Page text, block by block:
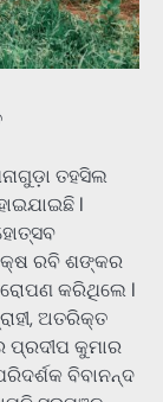
ତହସିଲ
l
ରବି ଶଙ୍କର
କରିଥିଲେ l
ଅତରିକ୍ତ
ପ୍ରଦୀପ କୁମାର
ବିବାନନ୍ଦ